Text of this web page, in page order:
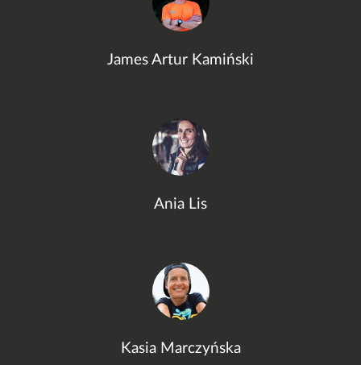
James Artur Kamiński
Ania Lis
Kasia Marczyńska